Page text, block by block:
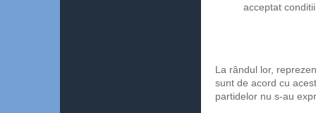
acceptat
La rândul lor,
sunt de acord cu
partidelor nu s-au